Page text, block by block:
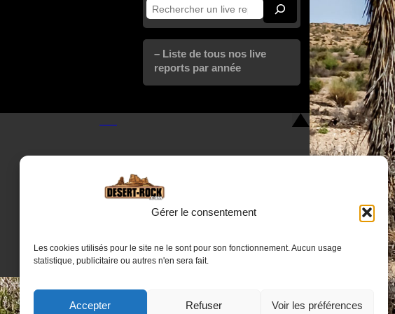
Gérer le consentement
Les cookies utilisés pour le site ne le sont pour son fonctionnement. Aucun usage
statistique, publicitaire ou autres n'en sera fait.
Accepter Refuser Voir les préférences
Rechercher
– Liste de tous nos live
reports par année
Nous contacter